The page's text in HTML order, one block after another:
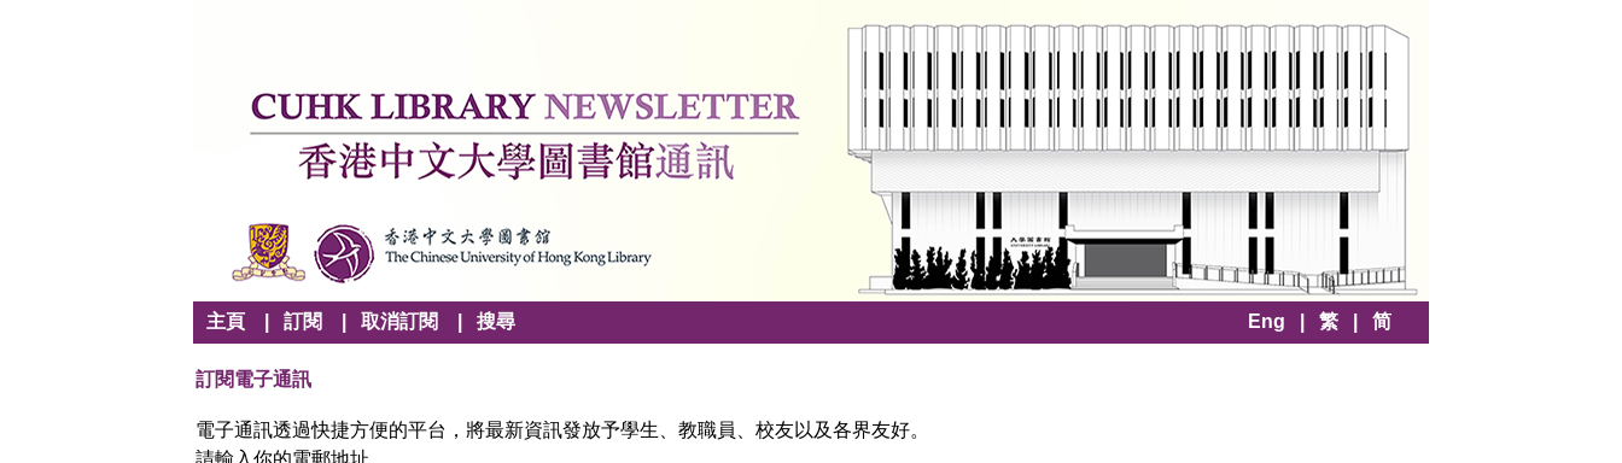
主頁 訂閱 取消訂閱 搜尋 Eng 繁 简
訂閱電子通訊
電子通訊透過快捷方便的平台，將最新資訊發放予學生、教職員、校友以及各界友好。
請輸入你的電郵地址